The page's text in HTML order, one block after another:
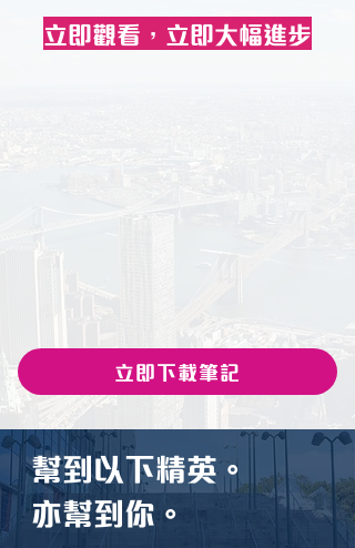
立即觀看，立即大幅進步
立即下載筆記
幫到以下精英。
亦幫到你。